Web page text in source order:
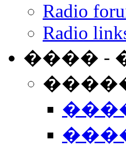
Radio
Radio
���� -